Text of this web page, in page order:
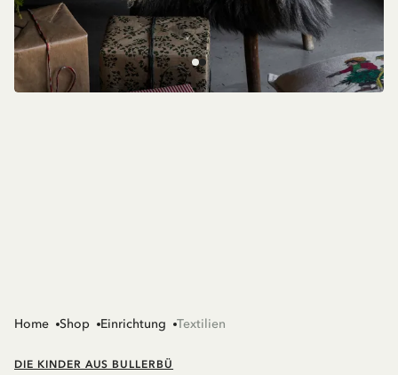
Home Shop Einrichtung Textilien
DIE KINDER AUS BULLERBÜ